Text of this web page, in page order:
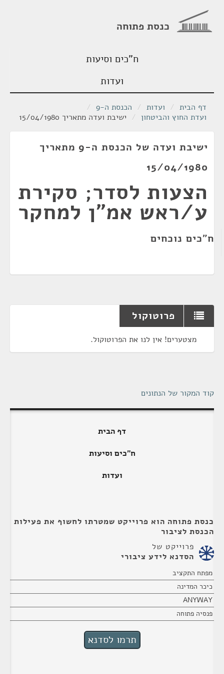
כנסת פתוחה
ח"כים וסיעות
ועדות
דף הבית / ועדות / הכנסת ה-9
/
ועדת החוץ והביטחון / ישיבת ועדה מתאריך 15/04/1980
ישיבת ועדה של הכנסת ה-9 מתאריך
15/04/1980
הצעות לסדר; סקירת
ע/ראש אמ"ן למחקר
ח"כים נוכחים
פרוטוקול
מצטערים! אין לנו את הפרוטוקול.
קוד המקור של הנתונים
דף הבית
ח"כים וסיעות
ועדות
כנסת פתוחה הוא פרוייקט שמטרתו לחשוף את פעילות
הכנסת לציבור
פרוייקט של
הסדנא לידע ציבורי
מפתח התקציב
כיכר המדינה
ANYWAY
פנסיה פתוחה